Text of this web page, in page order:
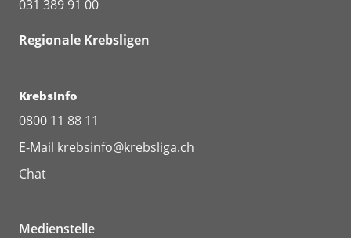
überprüfen, ob die genannten
Massnahmen für Sie geeignet
for Integrative Oncology
können Sie eine wohnortnahe
Anlaufstelle suchen.
031 389 91 00
Regionale Krebsligen
KrebsInfo
0800 11 88 11
E-Mail krebsinfo@krebsliga.ch
Chat
Medienstelle